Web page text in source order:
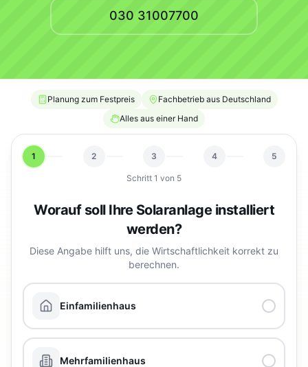
030 31007700
Planung zum Festpreis
Fachbetrieb aus Deutschland
Alles aus einer Hand
1 2 3 4 5
Schritt 1 von 5
Worauf soll Ihre Solaranlage installiert
werden?
Diese Angabe hilft uns, die Wirtschaftlichkeit korrekt zu
berechnen.
Einfamilienhaus
Mehrfamilienhaus